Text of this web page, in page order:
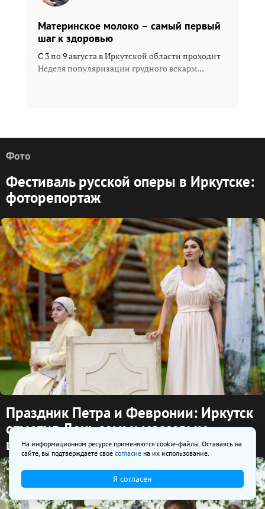
Материнское молоко – самый первый
шаг к здоровью
С 3 по 9 августа в Иркутской области проходит
Неделя популяризации грудного вскарм...
Фото
Фестиваль русской оперы в Иркутске:
фоторепортаж
Праздник Петра и Февронии: Иркутск
отметил День семьи массовым
шествием
На информационном ресурсе применяются cookie-файлы. Оставаясь на
сайте, вы подтверждаете свое согласие на их использование.
Я согласен